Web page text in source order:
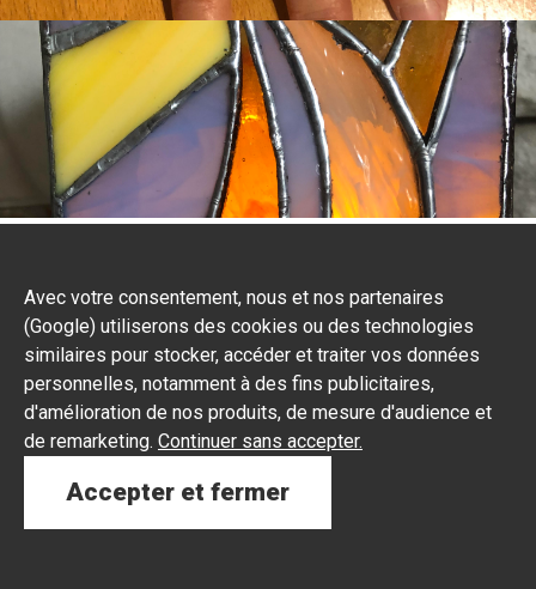
Avec votre consentement, nous et nos partenaires
(Google) utiliserons des cookies ou des technologies
similaires pour stocker, accéder et traiter vos données
personnelles, notamment à des fins publicitaires,
d'amélioration de nos produits, de mesure d'audience et
de remarketing. Continuer sans accepter.
Accepter et fermer